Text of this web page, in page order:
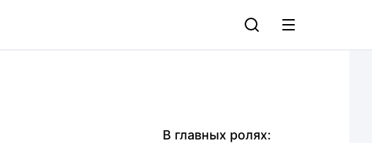
В главных ролях: